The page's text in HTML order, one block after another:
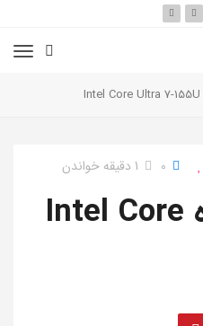
0 1 دقیقه خواندن
بررسی پردازنده Intel Core